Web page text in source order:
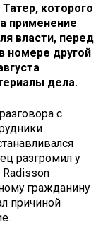
которого
применение
власти, перед
номере другой
дела.
с
разгромил у
Radisson
гражданину
причиной